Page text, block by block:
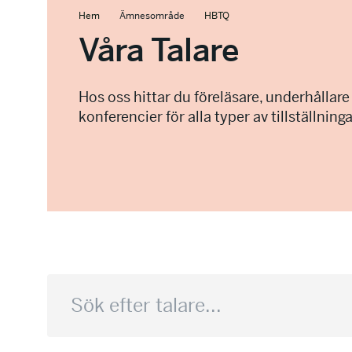
Hem Ämnesområde HBTQ
Våra Talare
Hos oss hittar du föreläsare,
konferencier för alla typer av